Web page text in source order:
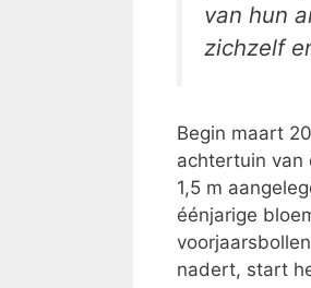
van hun
zichzelf
Begin maart
achtertuin van
1,5 m
éénjarige
nadert, start